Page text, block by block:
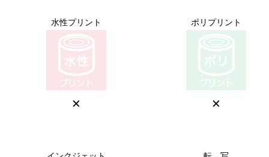
水性プリント ポリプリント
× ×